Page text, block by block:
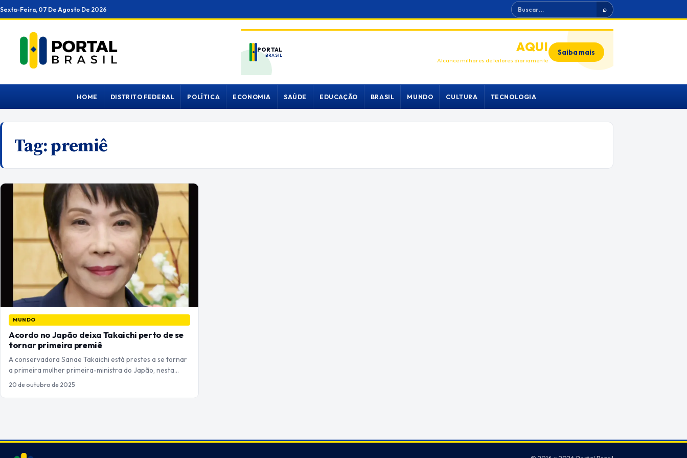
Ir
para
conteúdo
Sexta-Feira, 07 De Agosto De 2026 Buscar ⌕
PORTAL
BRASIL
ANUNCIEAQUI
Alcance milhares de leitores diariamente
Saiba mais
HOME DISTRITO FEDERAL POLÍTICA ECONOMIA SAÚDE EDUCAÇÃO BRASIL MUNDO CULTURA TECNOLOGIA
Tag:premiê
MUNDO
Acordo no Japão deixa Takaichi perto de se
tornar primeira premiê
A conservadora Sanae Takaichi está prestes a se tornar
a primeira mulher primeira-ministra do Japão, nesta…
20 de outubro de 2025